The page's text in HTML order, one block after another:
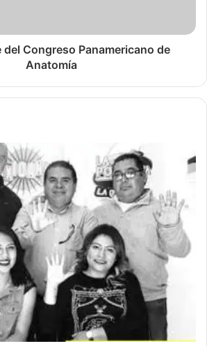
del Congreso Panamericano de
Anatomía